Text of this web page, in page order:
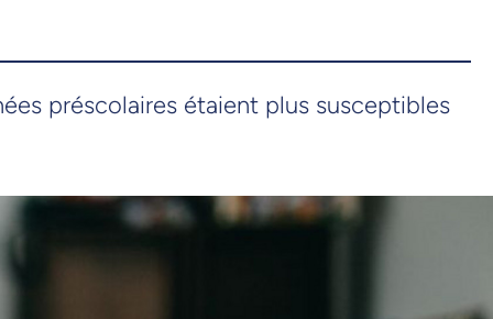
préscolaires étaient plus susceptibles